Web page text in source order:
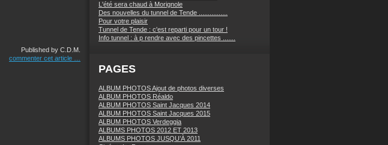
Published by C.D.M.
commenter cet article
L'été sera chaud à Morignole
Des nouvelles du tunnel de Tende ................
Pour votre plaisir
Tunnel de Tende : c'est reparti pour un tour !
Info tunnel : à p rendre avec des pincettes .......
PAGES
ALBUM PHOTOS Ajout de photos diverses
ALBUM PHOTOS Réaldo
ALBUM PHOTOS Saint Jacques 2014
ALBUM PHOTOS Saint Jacques 2015
ALBUM PHOTOS Verdeggia
ALBUMS PHOTOS 2012 ET 2013
ALBUMS PHOTOS JUSQU’À 2011